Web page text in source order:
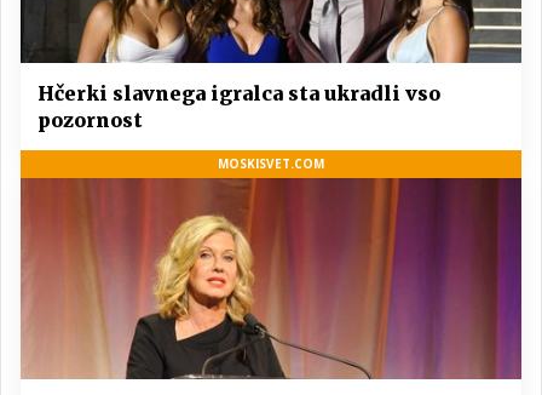
Hčerki slavnega igralca sta ukradli vso
pozornost
MOSKISVET.COM